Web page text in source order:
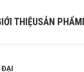
THIỆUSẢN PHẨM
ĐẠI